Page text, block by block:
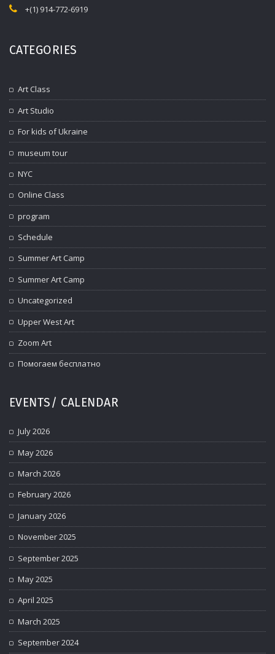
+(1) 914-772-6919
CATEGORIES
Art Class
Art Studio
For kids of Ukraine
museum tour
NYC
Online Class
program
Schedule
Summer Art Camp
Summer Art Camp
Uncategorized
Upper West Art
Zoom Art
Помогаем бесплатно
EVENTS/ CALENDAR
July 2026
May 2026
March 2026
February 2026
January 2026
November 2025
September 2025
May 2025
April 2025
March 2025
September 2024